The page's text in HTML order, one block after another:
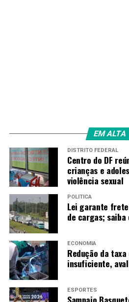
Fonte:Agência Brasil
EM ALTA
DISTRITO FEDERAL
Centro do DF
crianças e
violência sexual
POLÍTICA
Lei garante
de cargas; saiba
ECONOMIA
Redução da
insuficiente,
ESPORTES